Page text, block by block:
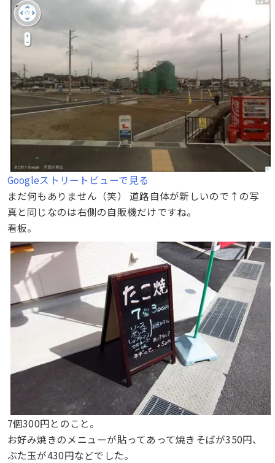
Googleストリートビューで見る
まだ何もありません（笑） 道路自体が新しいので↑の写
真と同じなのは右側の自販機だけですね。
看板。
7個300円とのこと。
お好み焼きのメニューが貼ってあって焼きそばが350円、
ぶた玉が430円などでした。